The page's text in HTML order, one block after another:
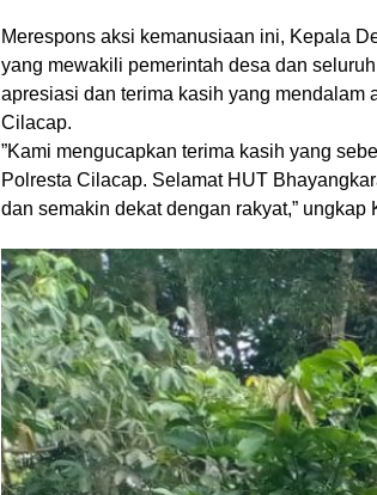
​Merespons aksi kemanusiaan ini, Kepala
yang mewakili pemerintah desa dan
apresiasi dan terima kasih yang mendalam
Cilacap.
​”Kami mengucapkan terima kasih yang
Polresta Cilacap. Selamat HUT
dan semakin dekat dengan rakyat,” ungkap